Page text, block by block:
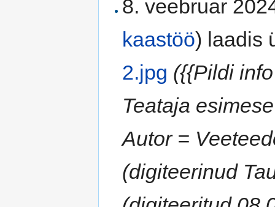
8. veebruar
kaastöö) laadis
2.jpg ({{Pildi
Teataja
Autor =
(digiteerinud